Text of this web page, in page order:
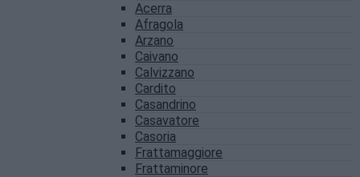
Acerra
Afragola
Arzano
Caivano
Calvizzano
Cardito
Casandrino
Casavatore
Casoria
Frattamaggiore
Frattaminore